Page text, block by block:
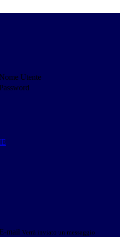
Nome Utente
Password
E-mail Verrà inviato un messaggio